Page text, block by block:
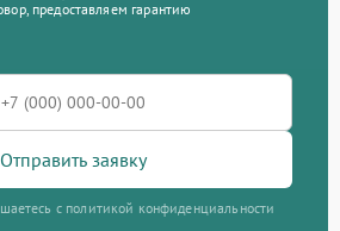
предоставляем гарантию
Отправить заявку
с политикой конфиденциальности